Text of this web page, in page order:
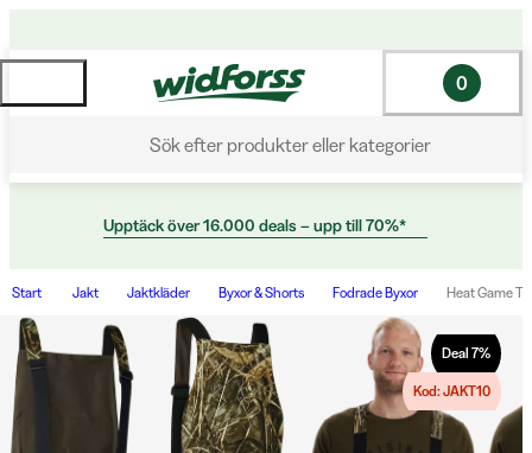
Sök efter produkter eller kategorier
0
Upptäck över 16.000 deals – upp till 70%*
Start Jakt Jaktkläder Byxor & Shorts Fodrade Byxor Heat Game
Deal 7%
Kod: JAKT10